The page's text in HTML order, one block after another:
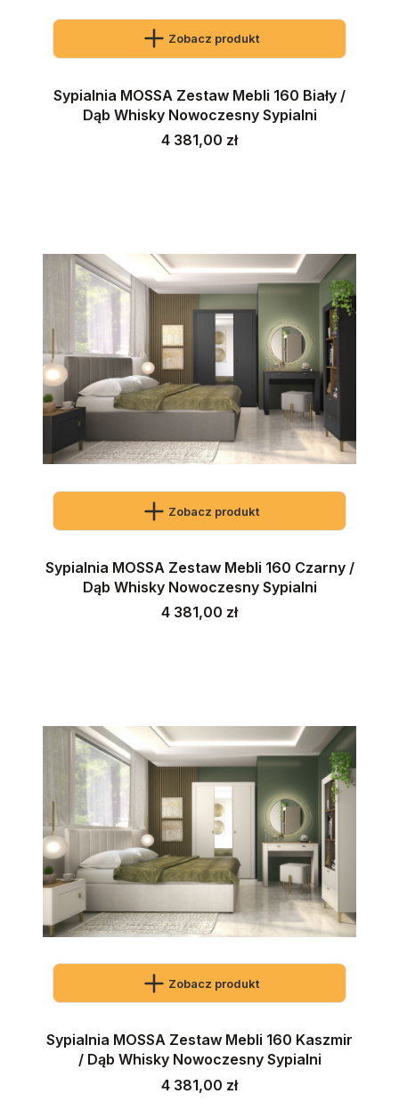
Zobacz produkt
Sypialnia MOSSA Zestaw Mebli 160 Biały /
Dąb Whisky Nowoczesny Sypialni
Cena
4 381,00 zł
Zobacz produkt
Sypialnia MOSSA Zestaw Mebli 160 Czarny /
Dąb Whisky Nowoczesny Sypialni
Cena
4 381,00 zł
Zobacz produkt
Sypialnia MOSSA Zestaw Mebli 160 Kaszmir
/ Dąb Whisky Nowoczesny Sypialni
Cena
4 381,00 zł